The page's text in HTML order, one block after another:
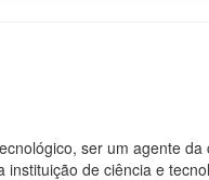
ser um agente
de ciência e